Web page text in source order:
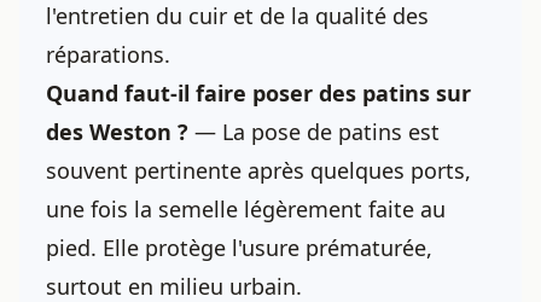
l'entretien du cuir et de la qualité des
réparations.
Quand faut-il faire poser des patins sur
des Weston ? — La pose de patins est
souvent pertinente après quelques ports,
une fois la semelle légèrement faite au
pied. Elle protège l'usure prématurée,
surtout en milieu urbain.